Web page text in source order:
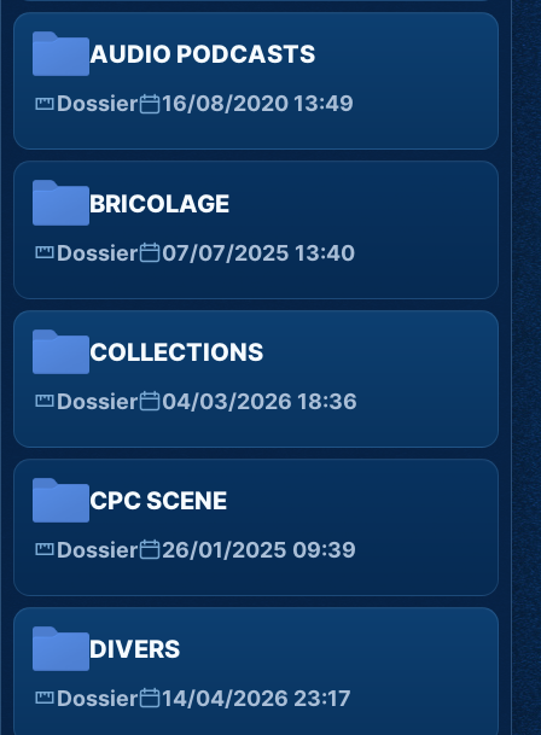
AUDIO PODCASTS
Dossier 16/08/2020 13:49
BRICOLAGE
Dossier 07/07/2025 13:40
COLLECTIONS
Dossier 04/03/2026 18:36
CPC SCENE
Dossier 26/01/2025 09:39
DIVERS
Dossier 14/04/2026 23:17